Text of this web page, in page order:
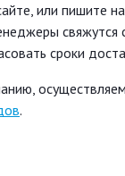
или пишите
свяжутся
сроки
.